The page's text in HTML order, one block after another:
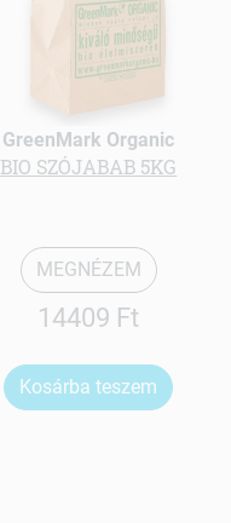
GreenMark Organic
BIO SZÓJABAB 5KG
MEGNÉZEM
14409 Ft
Kosárba teszem